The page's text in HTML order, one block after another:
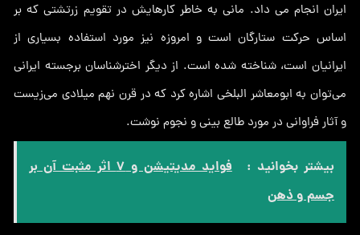
ایران انجام می داد. مانی به خاطر کارهایش در تقویم زرتشتی که بر
اساس حرکت ستارگان است و امروزه نیز مورد استفاده بسیاری از
ایرانیان است، شناخته شده است. از دیگر اخترشناسان برجسته ایرانی
می‌توان به ابومعاشر البلخی اشاره کرد که در قرن نهم میلادی می‌زیست
و آثار فراوانی در مورد طالع بینی و نجوم نوشت.
بیشتر بخوانید :
فواید مدیتیشن و 7 اثر مثبت آن بر
جسم و ذهن